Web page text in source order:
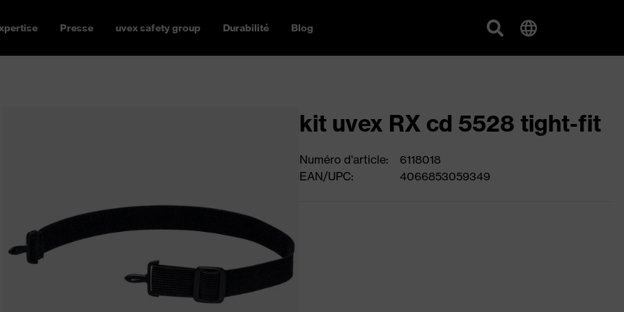
Presse uvex safety group Durabilité Blog
kit uvex RX cd 5528 tight-fit
Numéro d'article:
6118018
EAN/UPC:
4066853059349